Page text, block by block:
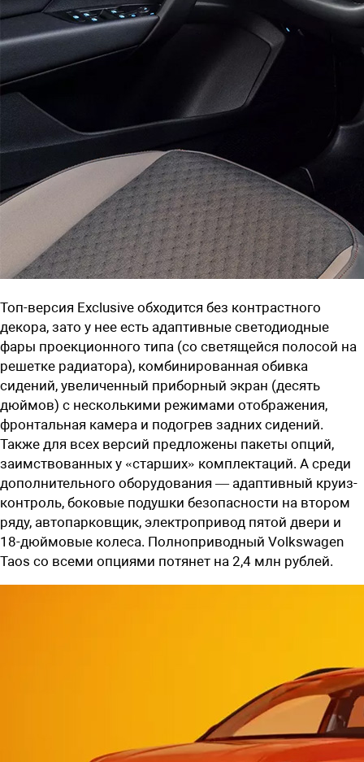
Топ-версия Exclusive обходится без контрастного
декора, зато у нее есть адаптивные светодиодные
фары проекционного типа (со светящейся полосой на
решетке радиатора), комбинированная обивка
сидений, увеличенный приборный экран (десять
дюймов) с несколькими режимами отображения,
фронтальная камера и подогрев задних сидений.
Также для всех версий предложены пакеты опций,
заимствованных у «старших» комплектаций. А среди
дополнительного оборудования — адаптивный круиз-
контроль, боковые подушки безопасности на втором
ряду, автопарковщик, электропривод пятой двери и
18-дюймовые колеса. Полноприводный Volkswagen
Taos со всеми опциями потянет на 2,4 млн рублей.